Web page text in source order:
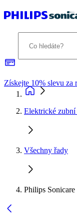
Získejte 10% slevu za
Elektrické
Všechny řady
Philips